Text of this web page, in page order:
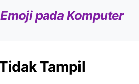
pada Komputer
Tampil